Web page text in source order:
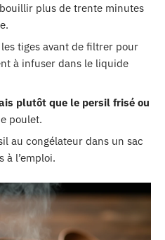
plus de trente minutes
tiges avant de filtrer pour
à infuser dans le liquide
plutôt que le persil frisé ou
poulet.
au congélateur dans un sac
à l’emploi.